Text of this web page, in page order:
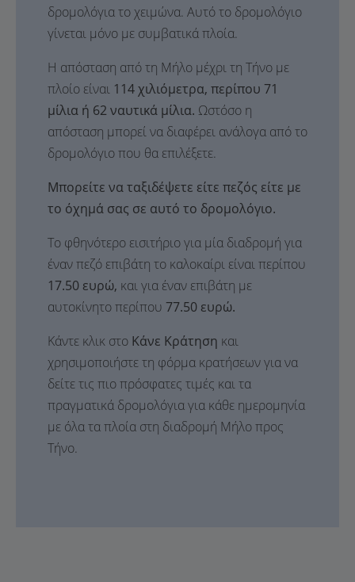
δρομολόγια το χειμώνα. Αυτό το δρομολόγιο
γίνεται μόνο με συμβατικά πλοία.
Η απόσταση από τη Μήλο μέχρι τη Τήνο με
πλοίο είναι 114 χιλιόμετρα, περίπου 71
μίλια ή 62 ναυτικά μίλια. Ωστόσο η
απόσταση μπορεί να διαφέρει ανάλογα από το
δρομολόγιο που θα επιλέξετε.
Μπορείτε να ταξιδέψετε είτε πεζός είτε με
το όχημά σας σε αυτό το δρομολόγιο.
Το φθηνότερο εισιτήριο για μία διαδρομή για
έναν πεζό επιβάτη το καλοκαίρι είναι περίπου
17.50 ευρώ, και για έναν επιβάτη με
αυτοκίνητο περίπου 77.50 ευρώ.
Κάντε κλικ στο Κάνε Κράτηση και
χρησιμοποιήστε τη φόρμα κρατήσεων για να
δείτε τις πιο πρόσφατες τιμές και τα
πραγματικά δρομολόγια για κάθε ημερομηνία
με όλα τα πλοία στη διαδρομή Μήλο προς
Τήνο.